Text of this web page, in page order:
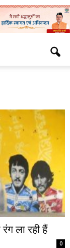
ला रही हैं
0